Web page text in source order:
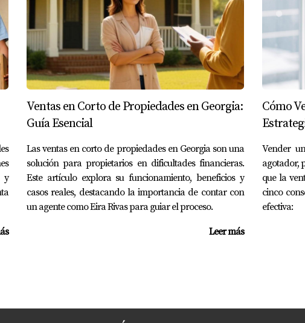
conoce las tendencias y precios del área.
y ayudar a obtener el mejor precio.
papeleo y requisitos legales necesarios.
del sector que pueden facilitar la venta.
puede hacer toda la diferencia entre una venta exitosa y una
en Georgia?
muchas propiedades se venden dentro de unos meses si están
informes de inspección y cualquier registro relacionado
y
Ventas en Corto de Propiedades en Georgia:
Guía Esencial
Las ventas en corto de propiedades en Georgia son una
solución para propietarios en dificultades financieras.
Este artículo explora su funcionamiento, beneficios y
casos reales, destacando la importancia de contar con
un agente como Eira Rivas para guiar el proceso.
Leer más
Cómo
Vender
agotador,
que la
cinco
efectiva: